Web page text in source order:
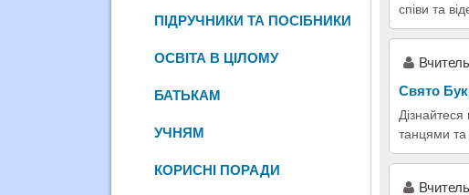
співи та
Свято
танцями та
ПІДРУЧНИКИ ТА ПОСІБНИКИ
ОСВІТА В ЦІЛОМУ
БАТЬКАМ
УЧНЯМ
КОРИСНІ ПОРАДИ